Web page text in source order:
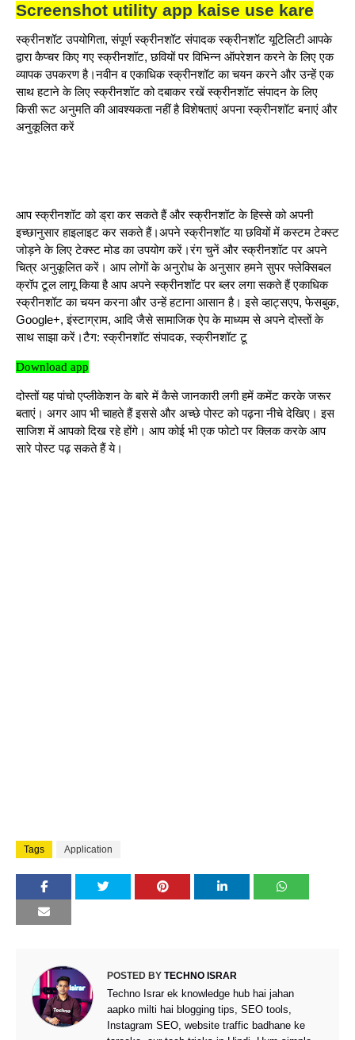
Screenshot utility app kaise use kare
स्क्रीनशॉट उपयोगिता, संपूर्ण स्क्रीनशॉट संपादक स्क्रीनशॉट यूटिलिटी आपके
द्वारा कैप्चर किए गए स्क्रीनशॉट, छवियों पर विभिन्न ऑपरेशन करने के लिए एक
व्यापक उपकरण है।नवीन व एकाधिक स्क्रीनशॉट का चयन करने और उन्हें एक
साथ हटाने के लिए स्क्रीनशॉट को दबाकर रखें स्क्रीनशॉट संपादन के लिए
किसी रूट अनुमति की आवश्यकता नहीं है विशेषताएं अपना स्क्रीनशॉट बनाएं और
अनुकूलित करें
आप स्क्रीनशॉट को ड्रा कर सकते हैं और स्क्रीनशॉट के हिस्से को अपनी
इच्छानुसार हाइलाइट कर सकते हैं।अपने स्क्रीनशॉट या छवियों में कस्टम टेक्स्ट
जोड़ने के लिए टेक्स्ट मोड का उपयोग करें।रंग चुनें और स्क्रीनशॉट पर अपने
चित्र अनुकूलित करें। आप लोगों के अनुरोध के अनुसार हमने सुपर फ्लेक्सिबल
क्रॉप टूल लागू किया है आप अपने स्क्रीनशॉट पर ब्लर लगा सकते हैं एकाधिक
स्क्रीनशॉट का चयन करना और उन्हें हटाना आसान है। इसे व्हाट्सएप, फेसबुक,
Google+, इंस्टाग्राम, आदि जैसे सामाजिक ऐप के माध्यम से अपने दोस्तों के
साथ साझा करें।टैग: स्क्रीनशॉट संपादक, स्क्रीनशॉट टू
Download app
दोस्तों यह पांचो एप्लीकेशन के बारे में कैसे जानकारी लगी हमें कमेंट करके जरूर
बताएं। अगर आप भी चाहते हैं इससे और अच्छे पोस्ट को पढ़ना नीचे देखिए। इस
साजिश में आपको दिख रहे होंगे। आप कोई भी एक फोटो पर क्लिक करके आप
सारे पोस्ट पढ़ सकते हैं ये।
Tags Application
POSTED BY TECHNO ISRAR
Techno Israr ek knowledge hub hai jahan
aapko milti hai blogging tips, SEO tools,
Instagram SEO, website traffic badhane ke